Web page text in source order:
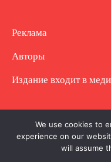
Реклама
Авторы
Издание входит в
Copyright © Полное
запрещено. Частично
We use cookies to
experience on our
will assume